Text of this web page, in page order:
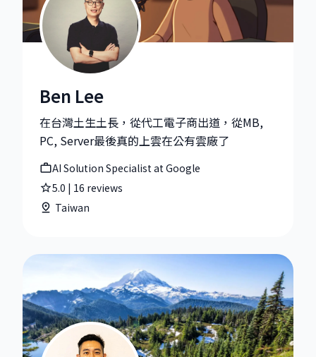
Ben Lee|AI Solution Specialist at Google
Ben Lee
在台灣土生土長，從代工電子商出道，從MB,
PC, Server最後真的上雲在公有雲廠了
AI Solution Specialist at Google
5.0 | 16 reviews
Taiwan